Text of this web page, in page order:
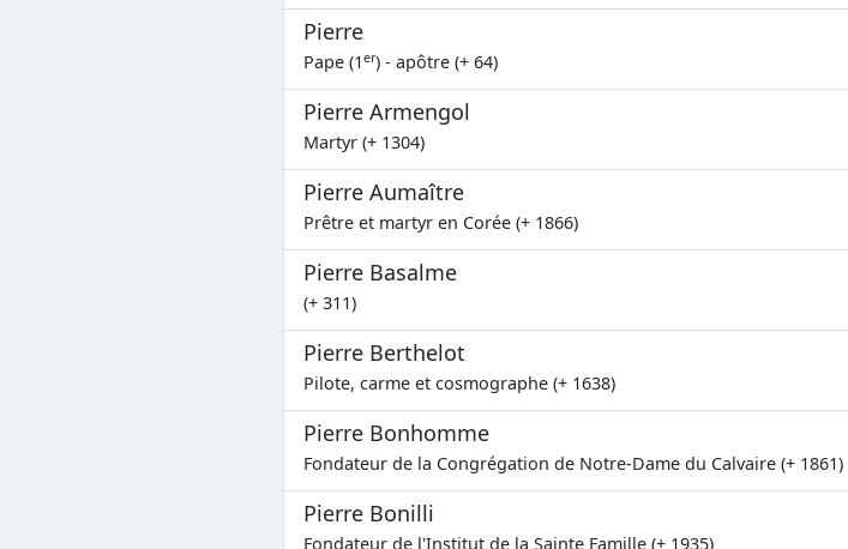
Pierre
Pape (1er) - apôtre (+ 64)
Pierre Armengol
Martyr (+ 1304)
Pierre Aumaître
Prêtre et martyr en Corée (+ 1866)
Pierre Basalme
(+ 311)
Pierre Berthelot
Pilote, carme et cosmographe (+ 1638)
Pierre Bonhomme
Fondateur de la Congrégation de Notre-Dame du Calvaire (+ 1861)
Pierre Bonilli
Fondateur de l'Institut de la Sainte Famille (+ 1935)